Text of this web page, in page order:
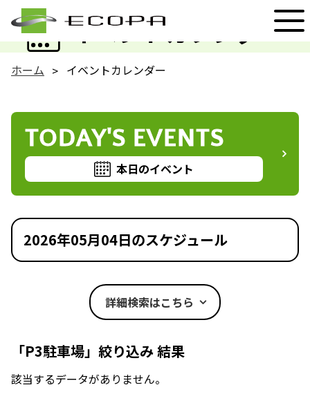
イベントカレンダー
EVENT
ホーム イベントカレンダー
TODAY'S EVENTS
本日のイベント
2026年05月04日のスケジュール
詳細検索はこちら
「P3駐車場」絞り込み 結果
該当するデータがありません。